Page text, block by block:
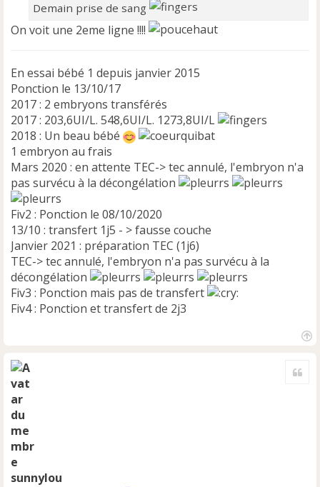
Demain prise de sang
On voit une 2eme ligne !!!!
En essai bébé 1 depuis janvier 2015
Ponction le 13/10/17
2017 : 2 embryons transférés
2017 : 203,6UI/L. 548,6UI/L. 1273,8UI/L
2018 : Un beau bébé
1 embryon au frais
Mars 2020 : en attente TEC-> tec annulé, l'embryon n'a
pas survécu à la décongélation
Fiv2 : Ponction le 08/10/2020
13/10 : transfert 1j5 - > fausse couche
Janvier 2021 : préparation TEC (1j6)
TEC-> tec annulé, l'embryon n'a pas survécu à la
décongélation
Fiv3 : Ponction mais pas de transfert
Fiv4 : Ponction et transfert de 2j3
sunnylou